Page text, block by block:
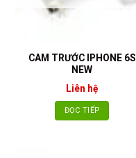
CAM TRƯỚC IPHONE 6S
NEW
Liên hệ
ĐỌC TIẾP